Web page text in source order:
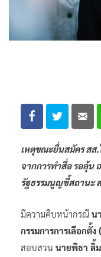
เหตุขณะยื่นสมัคร สส
จากการทำสื่อ รอลุ้น
รัฐธรรมนูญชี้สถานะ
มีความคืบหน้ากรณี น
กรรมการ​การเลือกตั้ง​
สอบสวน นายพิธา ลิ้